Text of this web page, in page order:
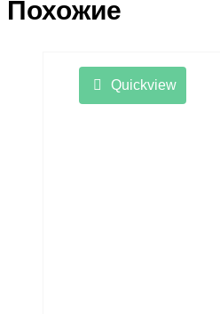
Похожие
Quickview